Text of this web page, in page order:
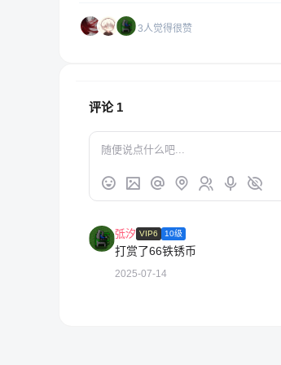
3人觉得很赞
评论 1
弤汐 VIP6 10级
打赏了66铁锈币
2025-07-14